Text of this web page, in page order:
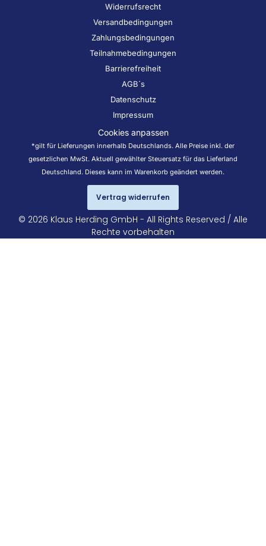
Widerrufsrecht
Versandbedingungen
Zahlungsbedingungen
Teilnahmebedingungen
Barrierefreiheit
AGB´s
Datenschutz
Impressum
Cookies anpassen
*gilt für Lieferungen innerhalb Deutschlands. Alle Preise inkl. der
gesetzlichen MwSt. Aktuell gewählter Steuersatz für das Lieferland
Deutschland. Dieses kann im Warenkorb geändert werden.
Vertrag widerrufen
© 2026 Klaus Herding GmbH - All Rights Reserved / Alle
Rechte vorbehalten